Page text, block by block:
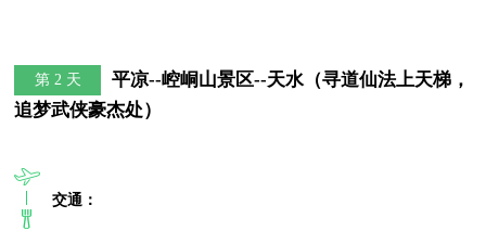
第 2 天
平凉--崆峒山景区--天水（寻道仙法上天梯，
追梦武侠豪杰处）
交通：